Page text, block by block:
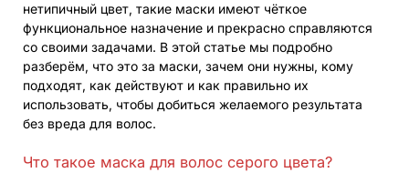
нетипичный цвет, такие маски имеют чёткое
функциональное назначение и прекрасно справляются
со своими задачами. В этой статье мы подробно
разберём, что это за маски, зачем они нужны, кому
подходят, как действуют и как правильно их
использовать, чтобы добиться желаемого результата
без вреда для волос.
Что такое маска для волос серого цвета?